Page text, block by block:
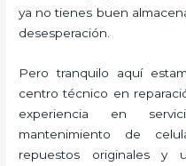
ya no tienes buen
desesperación.
Pero tranquilo aquí
centro técnico en
experiencia en
mantenimiento de
repuestos originales y